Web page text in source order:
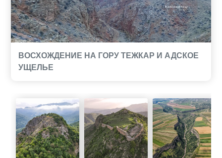
ВОСХОЖДЕНИЕ НА ГОРУ ТЕЖКАР И АДСКОЕ
УЩЕЛЬЕ